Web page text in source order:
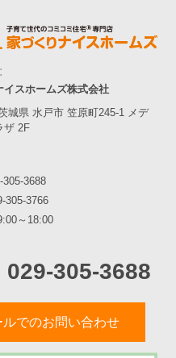
イスホームズ株式会社
城県 水戸市 笠原町245-1 メデ
ザ 2F
305-3688
305-3766
～18:00
029-305-3688
ルでのお問い合わせ